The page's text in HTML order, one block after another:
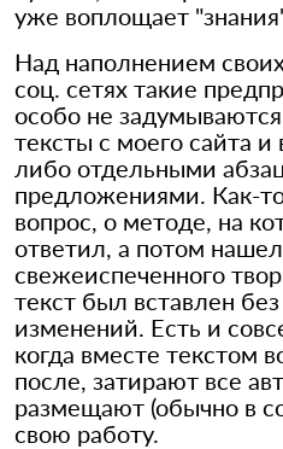
уже воплощает
Над наполнением
соц. сетях такие
особо не
тексты с моего сайта
либо отдельными
предложениями. Как-
вопрос, о методе, на
ответил, а потом
свежеиспеченного
текст был вставлен
изменений. Есть и
когда вместе текстом
после, затирают все
размещают (обычно в
свою работу.